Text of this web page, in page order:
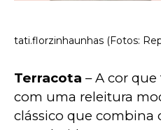
tati.florzinhaunhas (Fotos:
Terracota – A cor
com uma releitura
clássico que combina